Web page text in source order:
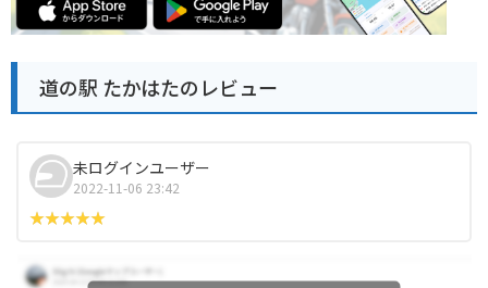
道の駅 たかはたのレビュー
未ログインユーザー
2022-11-06 23:42